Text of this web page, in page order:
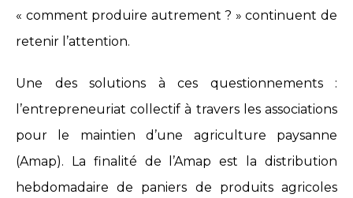
« comment produire autrement ? » continuent de
retenir l’attention.
Une des solutions à ces questionnements :
l’entrepreneuriat collectif à travers les associations
pour le maintien d’une agriculture paysanne
(Amap). La finalité de l’Amap est la distribution
hebdomadaire de paniers de produits agricoles